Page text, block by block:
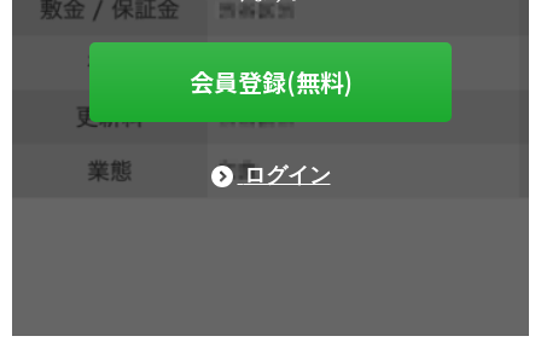
会員登録(無料)
ログイン